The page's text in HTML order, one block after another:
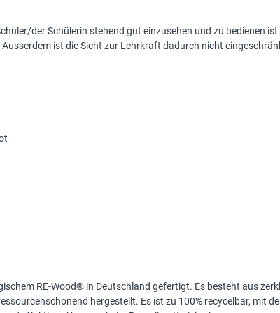
der Schülerin stehend gut einzusehen und zu bedienen
ist die Sicht zur Lehrkraft dadurch nicht
RE-Wood® in Deutschland gefertigt. Es besteht aus
hergestellt. Es ist zu 100% recycelbar, mit